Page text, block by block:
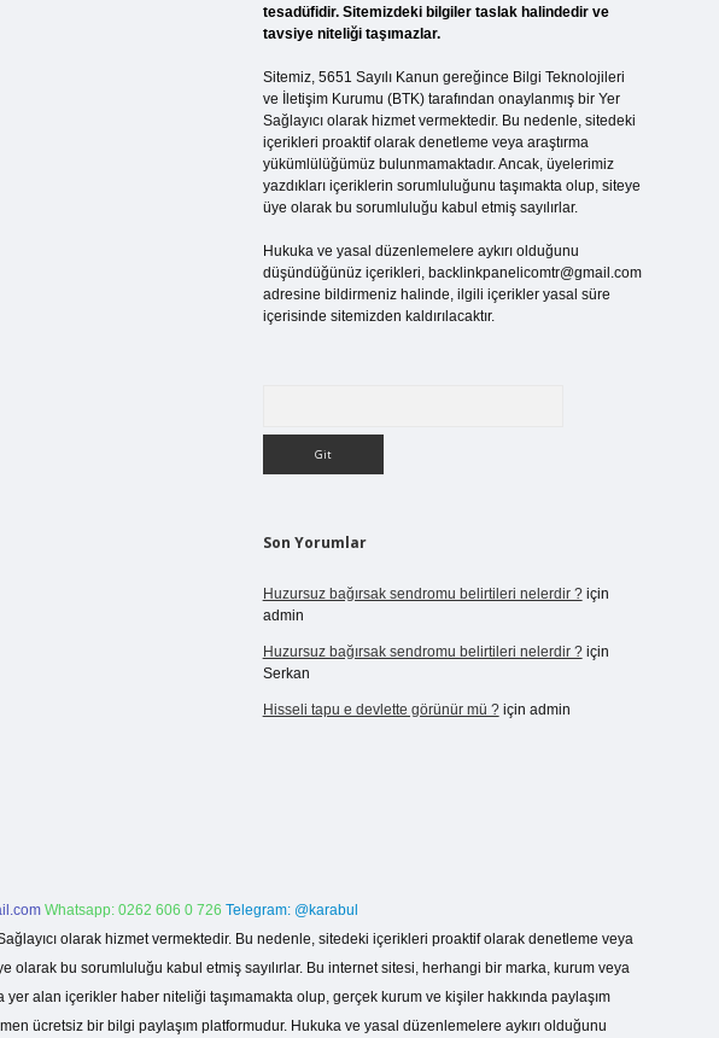
tesadüfidir. Sitemizdeki bilgiler taslak halindedir ve
tavsiye niteliği taşımazlar.
Sitemiz, 5651 Sayılı Kanun gereğince Bilgi Teknolojileri
ve İletişim Kurumu (BTK) tarafından onaylanmış bir Yer
Sağlayıcı olarak hizmet vermektedir. Bu nedenle, sitedeki
içerikleri proaktif olarak denetleme veya araştırma
yükümlülüğümüz bulunmamaktadır. Ancak, üyelerimiz
yazdıkları içeriklerin sorumluluğunu taşımakta olup, siteye
üye olarak bu sorumluluğu kabul etmiş sayılırlar.
Hukuka ve yasal düzenlemelere aykırı olduğunu
düşündüğünüz içerikleri, backlinkpanelicomtr@gmail.com
adresine bildirmeniz halinde, ilgili içerikler yasal süre
içerisinde sitemizden kaldırılacaktır.
Son Yorumlar
Huzursuz bağırsak sendromu belirtileri nelerdir ?için
admin
Huzursuz bağırsak sendromu belirtileri nelerdir ?için
Serkan
Hisseli tapu e devlette görünür mü ?için admin
Whatsapp: 0262 606 0 726 Telegram: @karabul
olarak hizmet vermektedir. Bu nedenle, sitedeki içerikleri proaktif olarak denetleme veya
olarak bu sorumluluğu kabul etmiş sayılırlar. Bu internet sitesi, herhangi bir marka, kurum veya
yer alan içerikler haber niteliği taşımamakta olup, gerçek kurum ve kişiler hakkında paylaşım
ücretsiz bir bilgi paylaşım platformudur. Hukuka ve yasal düzenlemelere aykırı olduğunu